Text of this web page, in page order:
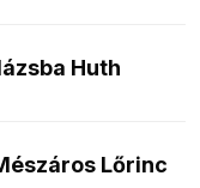
Huth
Lőrinc